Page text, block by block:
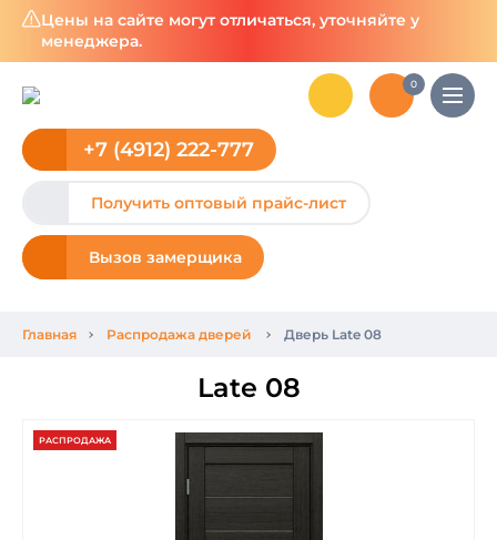
Цены на сайте могут отличаться, уточняйте у
менеджера.
0
+7 (4912) 222-777
Получить оптовый прайс-лист
Вызов замерщика
Главная Распродажа дверей Дверь Late 08
Late 08
РАСПРОДАЖА